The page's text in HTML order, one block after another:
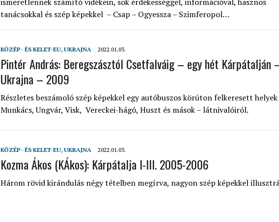
tanácsokkal és szép képekkel – Csap – Ogyessza – Szimferopol…
KÖZÉP- ÉS KELET-EU, UKRAJNA 2022.01.03.
Pintér András: Beregszásztól Csetfalváig – egy hét Kárpátalján
Ukrajna – 2009
Részletes beszámoló szép képekkel egy autóbuszos körúton felkeresett helyek
Munkács, Ungvár, Visk, Vereckei-hágó, Huszt és mások – látnivalóiról.
KÖZÉP- ÉS KELET-EU, UKRAJNA 2022.01.03.
Kozma Ákos (KÁkos): Kárpátalja I-III. 2005-2006
Három rövid kirándulás négy tételben megírva, nagyon szép képekkel